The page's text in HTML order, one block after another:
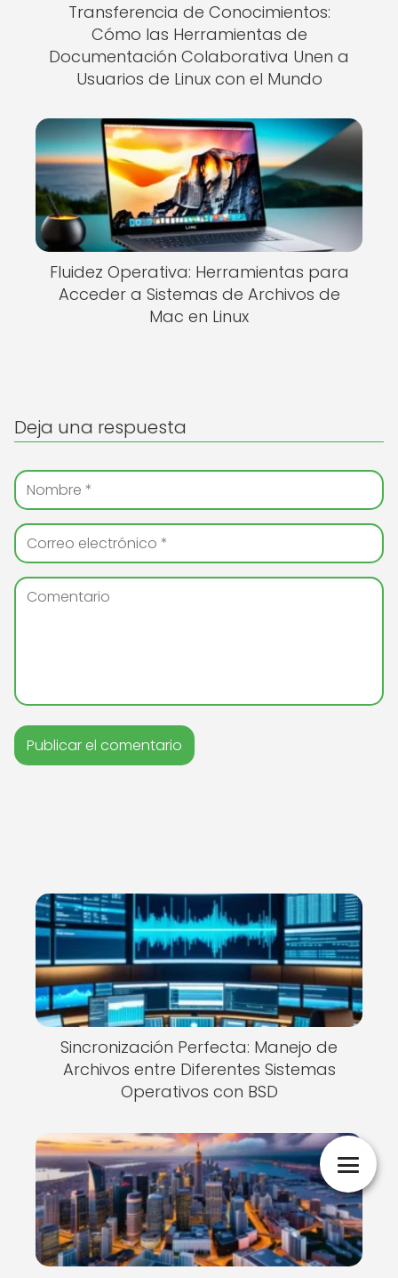
Transferencia de Conocimientos:
Cómo las Herramientas de
Documentación Colaborativa Unen a
Usuarios de Linux con el Mundo
Fluidez Operativa: Herramientas para
Acceder a Sistemas de Archivos de
Mac en Linux
Deja una respuesta
Sincronización Perfecta: Manejo de
Archivos entre Diferentes Sistemas
Operativos con BSD